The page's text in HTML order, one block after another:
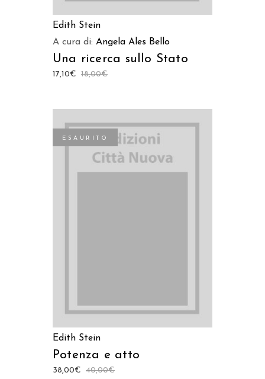
Edith Stein
A cura di: Angela Ales Bello
Una ricerca sullo Stato
18,00€
17,10€
ESAURITO
Edith Stein
Potenza e atto
40,00€
38,00€